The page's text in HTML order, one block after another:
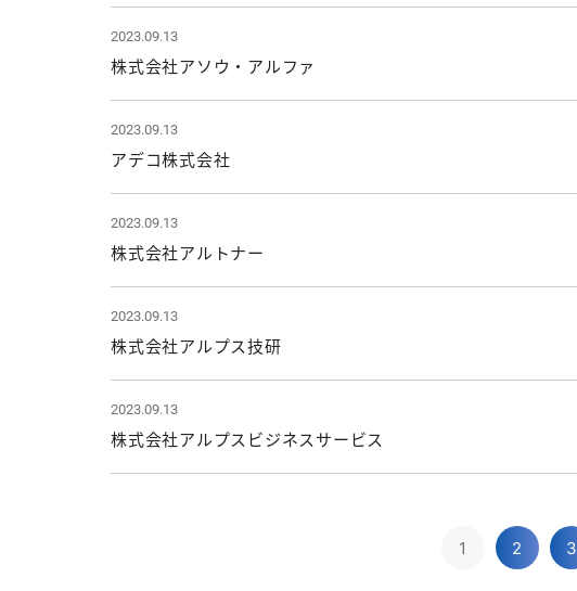
2023.09.13
株式会社アソウ・アルファ
2023.09.13
アデコ株式会社
2023.09.13
株式会社アルトナー
2023.09.13
株式会社アルプス技研
2023.09.13
株式会社アルプスビジネスサービス
1 2 3